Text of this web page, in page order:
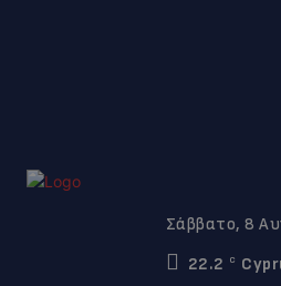
Σάββατο, 8
22.2
C